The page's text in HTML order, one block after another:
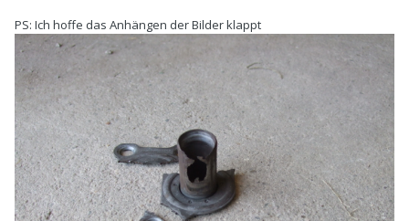
PS: Ich hoffe das Anhängen der Bilder klappt